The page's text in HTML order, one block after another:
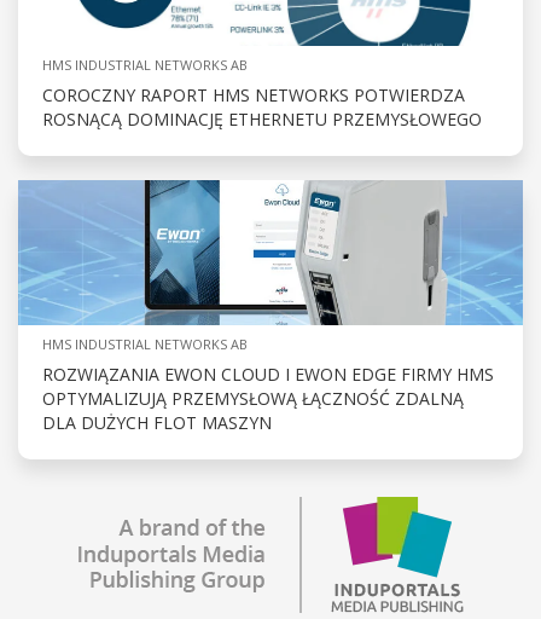
HMS INDUSTRIAL NETWORKS AB
COROCZNY RAPORT HMS NETWORKS POTWIERDZA
ROSNĄCĄ DOMINACJĘ ETHERNETU PRZEMYSŁOWEGO
HMS INDUSTRIAL NETWORKS AB
ROZWIĄZANIA EWON CLOUD I EWON EDGE FIRMY HMS
OPTYMALIZUJĄ PRZEMYSŁOWĄ ŁĄCZNOŚĆ ZDALNĄ
DLA DUŻYCH FLOT MASZYN